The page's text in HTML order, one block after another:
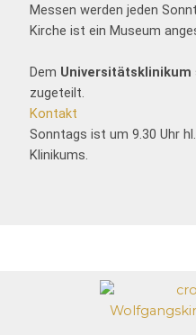
Messen werden jeden
Kirche ist ein Museum
Dem Universitätsklinikum
zugeteilt.
Kontakt
Sonntags ist um 9.30 Uhr
Klinikums.